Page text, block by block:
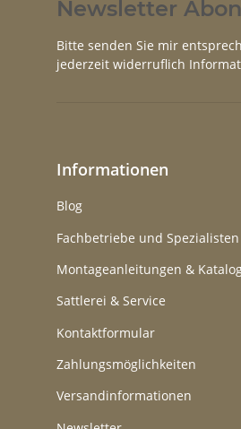
Newsletter
Bitte senden Sie mir
jederzeit widerruflich
Informationen
Blog
Fachbetriebe und Spezialisten
Montageanleitungen &
Sattlerei & Service
Kontaktformular
Zahlungsmöglichkeiten
Versandinformationen